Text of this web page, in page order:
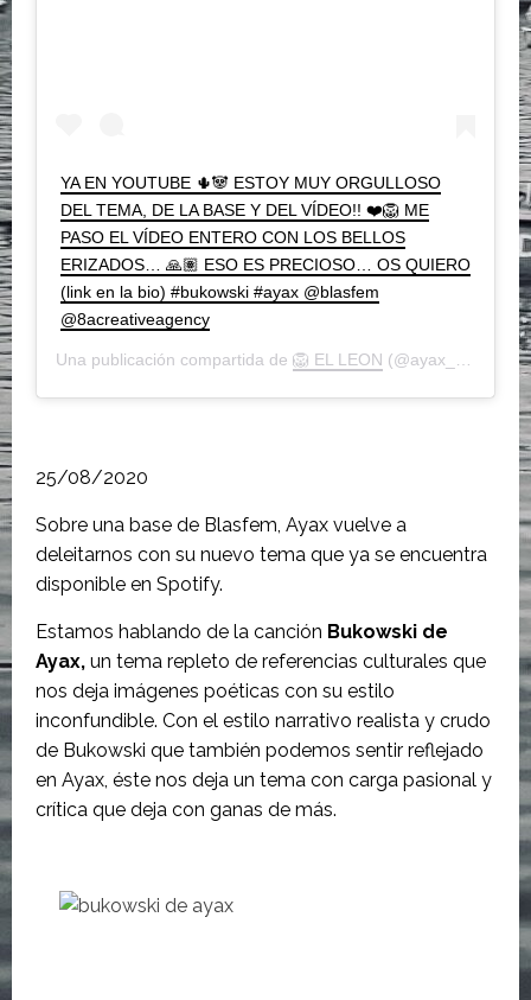
YA EN YOUTUBE 🌵🐼 ESTOY MUY ORGULLOSO
DEL TEMA, DE LA BASE Y DEL VÍDEO!! ❤️🦁 ME
PASO EL VÍDEO ENTERO CON LOS BELLOS
ERIZADOS… 🙏🏽 ESO ES PRECIOSO… OS QUIERO
(link en la bio) #bukowski #ayax @blasfem
@8acreativeagency
Una publicación compartida de 🦁 EL LEON (@ayax_albayzin) el
25/08/2020
Sobre una base de Blasfem, Ayax vuelve a
deleitarnos con su nuevo tema que ya se encuentra
disponible en Spotify.
Estamos hablando de la canción Bukowski de
Ayax, un tema repleto de referencias culturales que
nos deja imágenes poéticas con su estilo
inconfundible. Con el estilo narrativo realista y crudo
de Bukowski que también podemos sentir reflejado
en Ayax, éste nos deja un tema con carga pasional y
crítica que deja con ganas de más.